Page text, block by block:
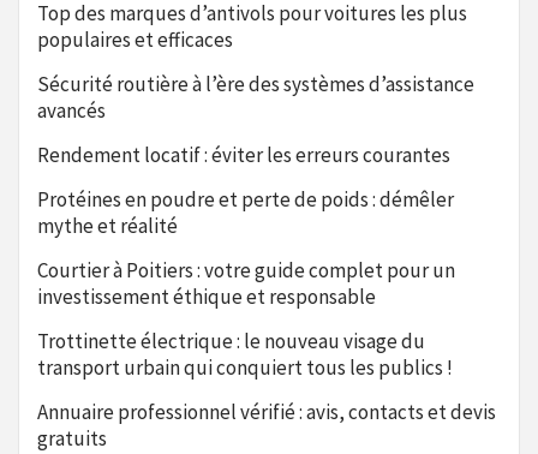
Top des marques d’antivols pour voitures les plus
populaires et efficaces
Sécurité routière à l’ère des systèmes d’assistance
avancés
Rendement locatif : éviter les erreurs courantes
Protéines en poudre et perte de poids : démêler
mythe et réalité
Courtier à Poitiers : votre guide complet pour un
investissement éthique et responsable
Trottinette électrique : le nouveau visage du
transport urbain qui conquiert tous les publics !
Annuaire professionnel vérifié : avis, contacts et devis
gratuits